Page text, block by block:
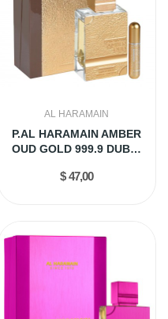
AL HARAMAIN
P.AL HARAMAIN AMBER
OUD GOLD 999.9 DUBAI
$ 47,00